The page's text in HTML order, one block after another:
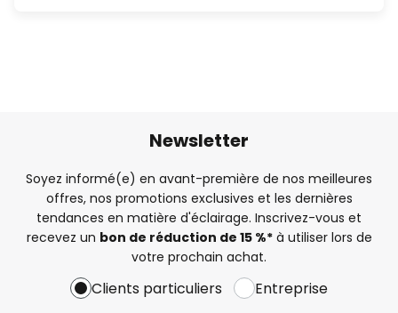
Newsletter
Soyez informé(e) en avant-première de nos meilleures
offres, nos promotions exclusives et les dernières
tendances en matière d'éclairage. Inscrivez-vous et
recevez un bon de réduction de 15 %*à utiliser lors de
votre prochain achat.
Clients particuliers Entreprise